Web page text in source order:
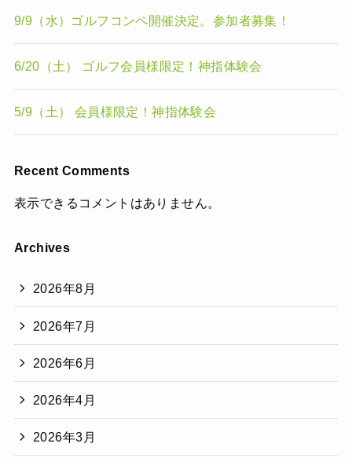
9/9（水）ゴルフコンペ開催決定。参加者募集！
6/20（土） ゴルフ会員様限定！神指体験会
5/9（土） 会員様限定！神指体験会
Recent Comments
表示できるコメントはありません。
Archives
2026年8月
2026年7月
2026年6月
2026年4月
2026年3月